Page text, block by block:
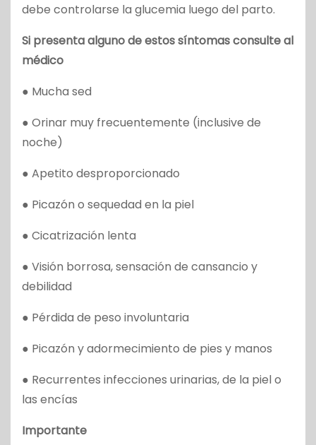
debe controlarse la glucemia luego del parto.
Si presenta alguno de estos síntomas consulte al
médico
● Mucha sed
● Orinar muy frecuentemente (inclusive de
noche)
● Apetito desproporcionado
● Picazón o sequedad en la piel
● Cicatrización lenta
● Visión borrosa, sensación de cansancio y
debilidad
● Pérdida de peso involuntaria
● Picazón y adormecimiento de pies y manos
● Recurrentes infecciones urinarias, de la piel o
las encías
Importante